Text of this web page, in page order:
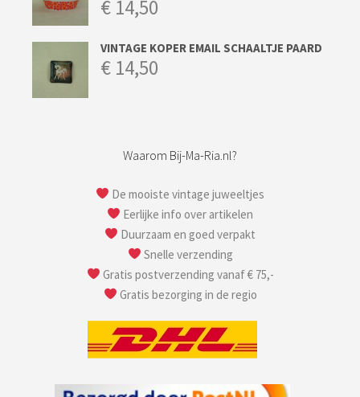
€ 14,50
VINTAGE KOPER EMAIL SCHAALTJE PAARD
€ 14,50
Waarom Bij-Ma-Ria.nl?
De mooiste vintage juweeltjes
Eerlijke info over artikelen
Duurzaam en goed verpakt
Snelle verzending
Gratis postverzending vanaf € 75,-
Gratis bezorging in de regio